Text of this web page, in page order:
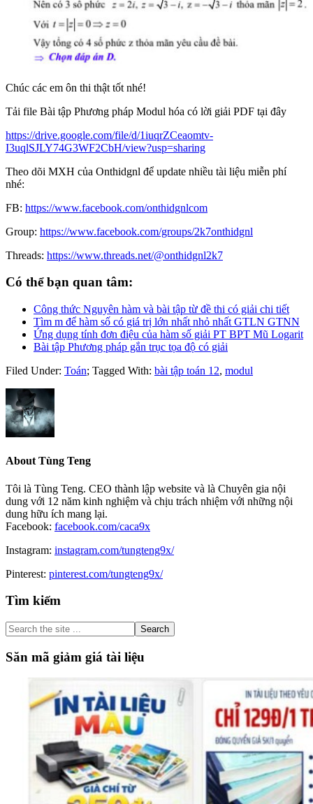
Chúc các em ôn thi thật tốt nhé!
Tải file Bài tập Phương pháp Modul hóa có lời giải PDF tại đây
https://drive.google.com/file/d/1iuqrZCeaomtv-
I3uqlSJLY74G3WF2CbH/view?usp=sharing
Theo dõi MXH của Onthidgnl để update nhiều tài liệu miễn phí
nhé:
FB: https://www.facebook.com/onthidgnlcom
Group: https://www.facebook.com/groups/2k7onthidgnl
Threads: https://www.threads.net/@onthidgnl2k7
Có thể bạn quan tâm:
Công thức Nguyên hàm và bài tập từ đề thi có giải chi tiết
Tìm m để hàm số có giá trị lớn nhất nhỏ nhất GTLN GTNN
Ứng dụng tính đơn điệu của hàm số giải PT BPT Mũ Logarit
Bài tập Phương pháp gắn trục tọa độ có giải
Filed Under: Toán; Tagged With: bài tập toán 12, modul
About Tùng Teng
Tôi là Tùng Teng. CEO thành lập website và là Chuyên gia nội
dung với 12 năm kinh nghiệm và chịu trách nhiệm với những nội
dung hữu ích mang lại.
Facebook: facebook.com/caca9x
Instagram: instagram.com/tungteng9x/
Pinterest: pinterest.com/tungteng9x/
Primary
Sidebar
Tìm kiếm
Search
the
site
...
Săn mã giảm giá tài liệu